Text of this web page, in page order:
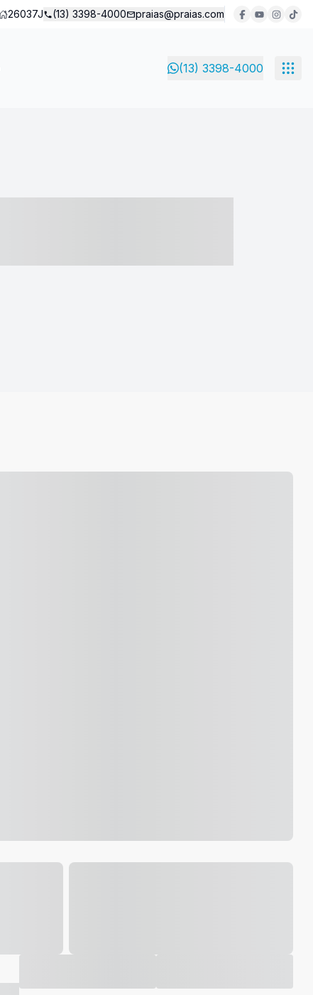
26037J (13) 3398-4000 praias@praias.com
(13) 3398-4000